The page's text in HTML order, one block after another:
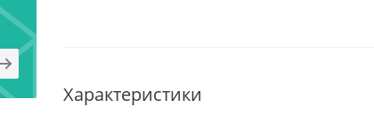
Характеристики